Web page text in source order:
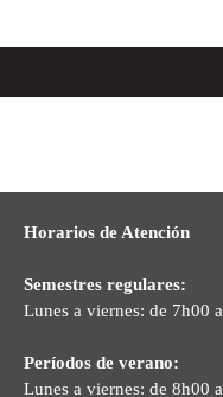
Horarios de Atención
Semestres regulares:
Lunes a viernes: de 7h00
Períodos de verano:
Lunes a viernes: de 8h00